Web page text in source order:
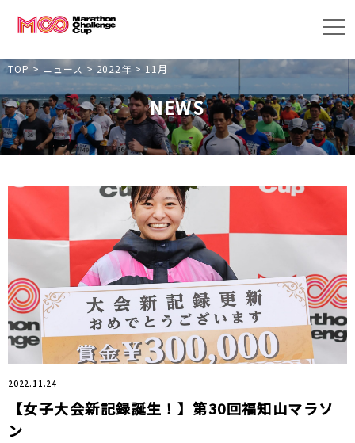
TOP> ニュース > 2022年 > 11月
NEWS
2022.11.24
【女子大会新記録誕生！】第30回福知山マラソ
ン